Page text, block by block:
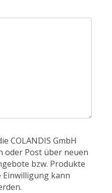
COLANDIS GmbH
oder Post über neuen
bzw. Produkte
kann